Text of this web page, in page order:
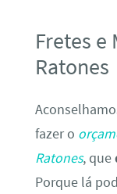
Fretes e
Ratones
fazer o
Ratones, que
Porque lá